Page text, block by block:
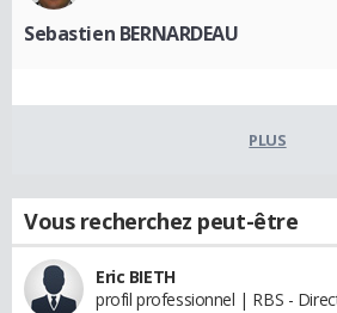
Sebastien BERNARDEAU
PLUS
Vous recherchez peut-être
Eric BIETH
profil professionnel | RBS -